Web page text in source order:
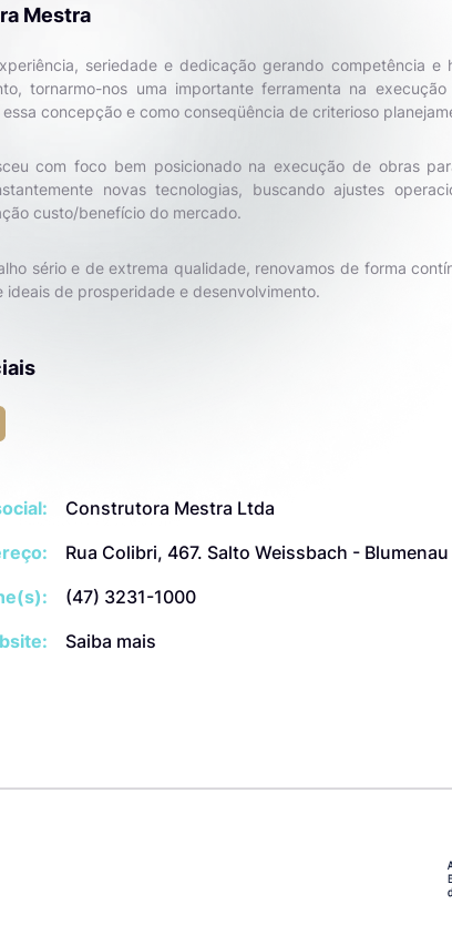
Mestra
seriedade e dedicação gerando competência
tornarmo-nos uma importante ferramenta na
concepção e como conseqüência de criterioso
com foco bem posicionado na execução de obras
novas tecnologias, buscando ajustes
custo/benefício do mercado.
sério e de extrema qualidade, renovamos de forma
ideais de prosperidade e desenvolvimento.
Construtora Mestra Ltda
Rua Colibri, 467. Salto Weissbach - Blumenau
(47) 3231-1000
Saiba mais